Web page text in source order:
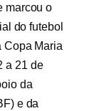
marcou o
do futebol
Copa Maria
a 21 de
da
e da